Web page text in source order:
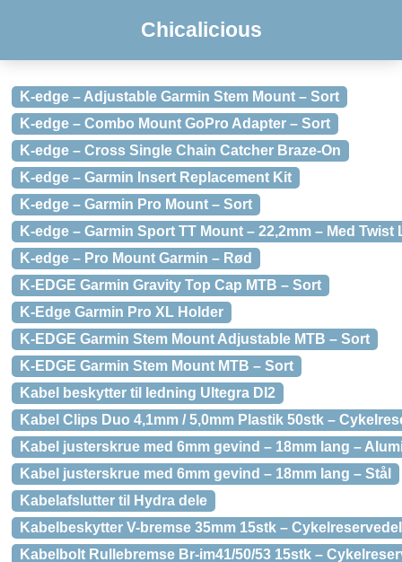
Chicalicious
K-edge – Adjustable Garmin Stem Mount – Sort
K-edge – Combo Mount GoPro Adapter – Sort
K-edge – Cross Single Chain Catcher Braze-On
K-edge – Garmin Insert Replacement Kit
K-edge – Garmin Pro Mount – Sort
K-edge – Garmin Sport TT Mount – 22,2mm – Med Twist
K-edge – Pro Mount Garmin – Rød
K-EDGE Garmin Gravity Top Cap MTB – Sort
K-Edge Garmin Pro XL Holder
K-EDGE Garmin Stem Mount Adjustable MTB – Sort
K-EDGE Garmin Stem Mount MTB – Sort
Kabel beskytter til ledning Ultegra DI2
Kabel Clips Duo 4,1mm / 5,0mm Plastik 50stk –
Kabel justerskrue med 6mm gevind – 18mm lang –
Kabel justerskrue med 6mm gevind – 18mm lang – Stål
Kabelafslutter til Hydra dele
Kabelbeskytter V-bremse 35mm 15stk –
Kabelbolt Rullebremse Br-im41/50/53 15stk –